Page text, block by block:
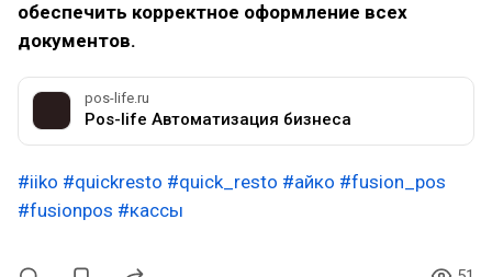
обеспечить корректное оформление всех
документов.
pos-life.ru
Pos-life Автоматизация бизнеса
#iiko #quickresto #quick_resto #айко #fusion_pos
#fusionpos #кассы